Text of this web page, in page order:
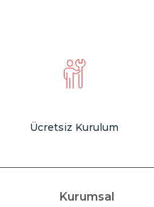
Ücretsiz Kurulum
Kurumsal